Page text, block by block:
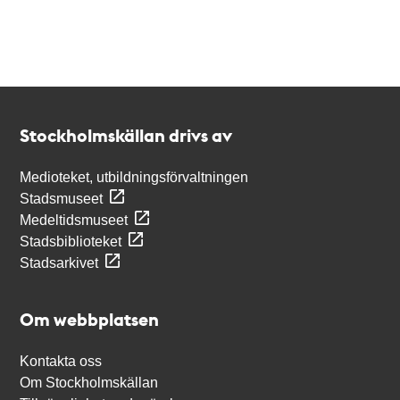
Stockholmskällan drivs av
Medioteket, utbildningsförvaltningen
Stadsmuseet
Medeltidsmuseet
Stadsbiblioteket
Stadsarkivet
Om webbplatsen
Kontakta oss
Om Stockholmskällan